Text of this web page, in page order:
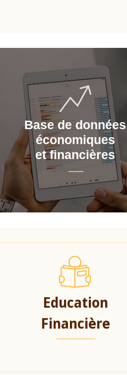
Base de données
économiques
et financières
Education
Financière